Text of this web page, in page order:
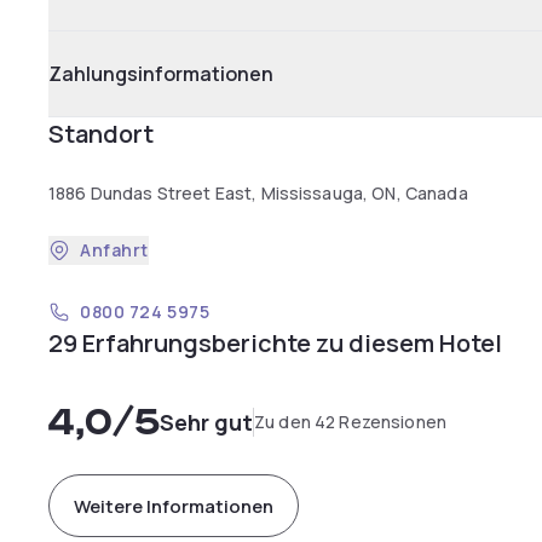
Zahlungsinformationen
Standort
1886 Dundas Street East, Mississauga, ON, Canada
Anfahrt
0800 724 5975
29 Erfahrungsberichte zu diesem Hotel
4,0/5Sehr gutZu den 42 Rezensionen
Weitere Informationen